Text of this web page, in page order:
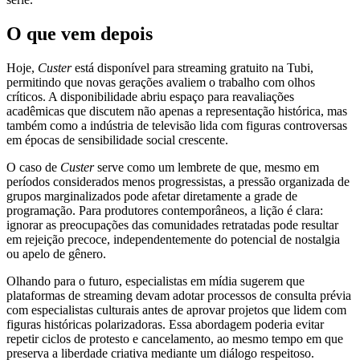
O que vem depois
Hoje, Custerestá disponível para streaming gratuito na Tubi,
permitindo que novas gerações avaliem o trabalho com olhos
críticos. A disponibilidade abriu espaço para reavaliações
acadêmicas que discutem não apenas a representação histórica, mas
também como a indústria de televisão lida com figuras controversas
em épocas de sensibilidade social crescente.
O caso de Custerserve como um lembrete de que, mesmo em
períodos considerados menos progressistas, a pressão organizada de
grupos marginalizados pode afetar diretamente a grade de
programação. Para produtores contemporâneos, a lição é clara:
ignorar as preocupações das comunidades retratadas pode resultar
em rejeição precoce, independentemente do potencial de nostalgia
ou apelo de gênero.
Olhando para o futuro, especialistas em mídia sugerem que
plataformas de streaming devam adotar processos de consulta prévia
com especialistas culturais antes de aprovar projetos que lidem com
figuras históricas polarizadoras. Essa abordagem poderia evitar
repetir ciclos de protesto e cancelamento, ao mesmo tempo em que
preserva a liberdade criativa mediante um diálogo respeitoso.